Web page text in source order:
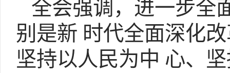
全会强调，进一步全
别是新 时代全面深化
坚持以人民为中 心、